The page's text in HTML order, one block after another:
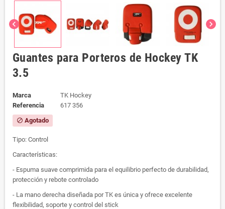
chevron_left chevron_right
Guantes para Porteros de Hockey TK
3.5
Marca
TK Hockey
Referencia
617 356
block Agotado
Tipo: Control
Características:
- Espuma suave comprimida para el equilibrio perfecto de durabilidad,
protección y rebote controlado
- La mano derecha diseñada por TK es única y ofrece excelente
flexibilidad, soporte y control del stick